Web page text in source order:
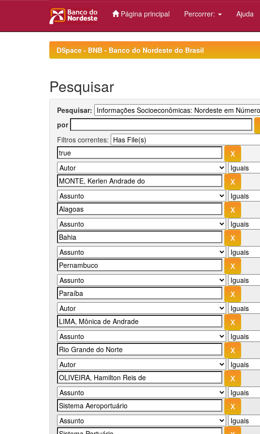
Página principal Percorrer: Ajuda
DSpace - BNB - Banco do Nordeste do Brasil
Pesquisar
Pesquisar:
por
Filtros correntes: